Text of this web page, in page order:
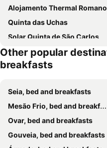
Alojamento Thermal Romano
Quinta das Uchas
Solar Quinta de São Carlos
Jorge Galinheiro Alojamento Local
Casa Na Serra em Viseu
Casa dos Moinhos do Chão do Mosteiro
Quinta Vale do Nox
Casa d'Aldeia
Quinta de Baixo
Other popular
breakfasts
Seia, bed and breakfasts
Mesão Frio, bed and breakfasts
Ovar, bed and breakfasts
Gouveia, bed and breakfasts